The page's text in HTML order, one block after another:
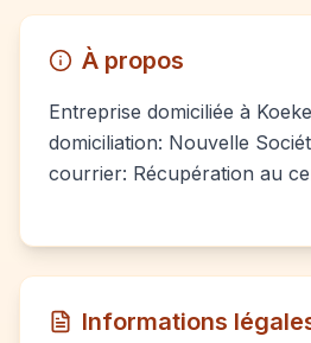
À propos
Entreprise domiciliée à
domiciliation: Nouvelle
courrier: Récupération au
Informations